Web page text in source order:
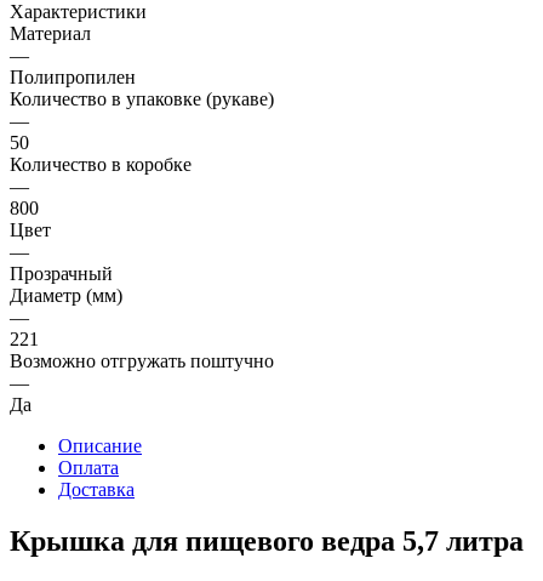
Характеристики
Материал
—
Полипропилен
Количество в упаковке (рукаве)
—
50
Количество в коробке
—
800
Цвет
—
Прозрачный
Диаметр (мм)
—
221
Возможно отгружать поштучно
—
Да
Описание
Оплата
Доставка
Крышка для пищевого ведра 5,7 литра